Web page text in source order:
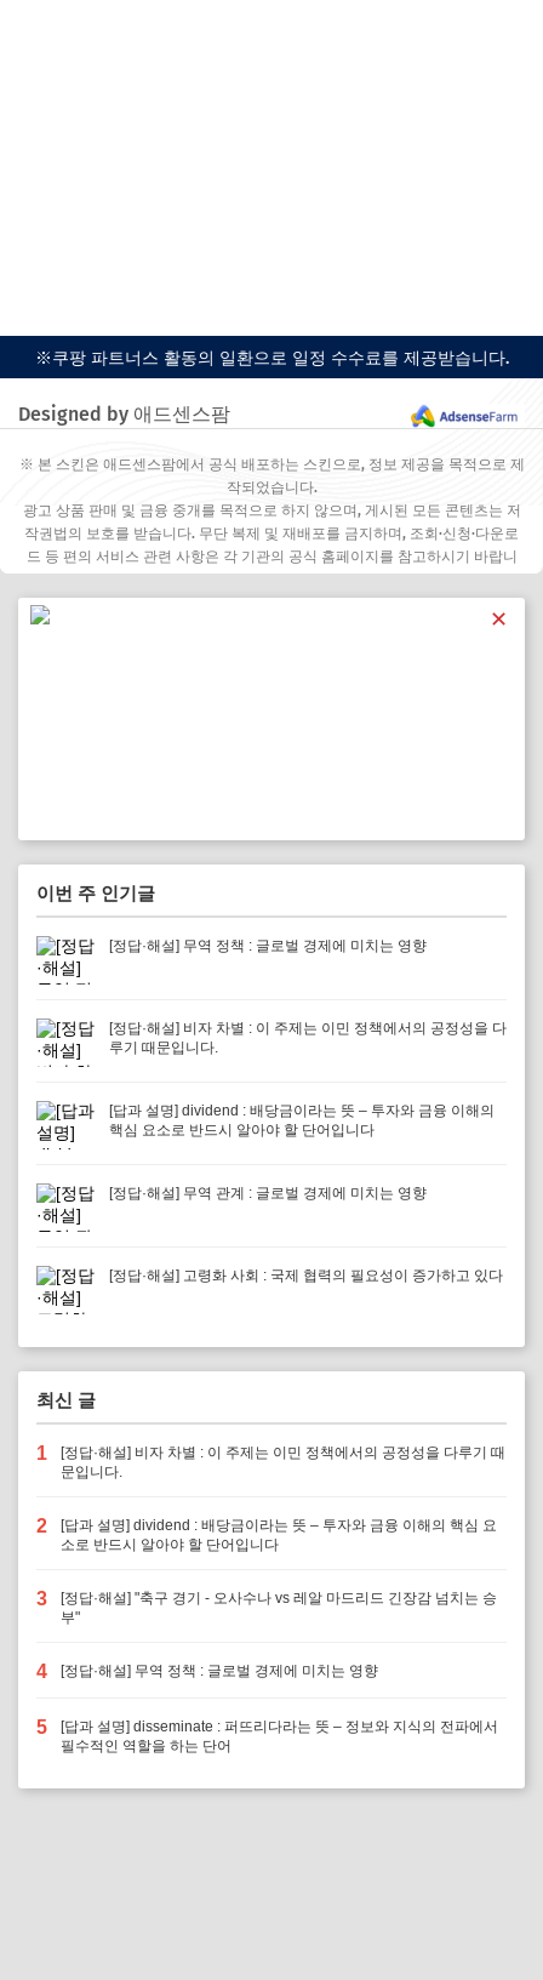
※쿠팡 파트너스 활동의 일환으로 일정 수수료를 제공받습니다.
Designed by 애드센스팜
※ 본 스킨은 애드센스팜에서 공식 배포하는 스킨으로, 정보 제공을 목적으로 제
작되었습니다.
광고 상품 판매 및 금융 중개를 목적으로 하지 않으며, 게시된 모든 콘텐츠는 저
작권법의 보호를 받습니다. 무단 복제 및 재배포를 금지하며, 조회·신청·다운로
드 등 편의 서비스 관련 사항은 각 기관의 공식 홈페이지를 참고하시기 바랍니
✕
이번 주 인기글
[정답·해설] 무역 정책 : 글로벌 경제에 미치는 영향
[정답·해설] 비자 차별 : 이 주제는 이민 정책에서의 공정성을 다
루기 때문입니다.
[답과 설명] dividend : 배당금이라는 뜻 – 투자와 금융 이해의
핵심 요소로 반드시 알아야 할 단어입니다
[정답·해설] 무역 관계 : 글로벌 경제에 미치는 영향
[정답·해설] 고령화 사회 : 국제 협력의 필요성이 증가하고 있다
최신 글
1
[정답·해설] 비자 차별 : 이 주제는 이민 정책에서의 공정성을 다루기 때
문입니다.
2
[답과 설명] dividend : 배당금이라는 뜻 – 투자와 금융 이해의 핵심 요
소로 반드시 알아야 할 단어입니다
3
[정답·해설] "축구 경기 - 오사수나 vs 레알 마드리드 긴장감 넘치는 승
부"
4 [정답·해설] 무역 정책 : 글로벌 경제에 미치는 영향
5
[답과 설명] disseminate : 퍼뜨리다라는 뜻 – 정보와 지식의 전파에서
필수적인 역할을 하는 단어